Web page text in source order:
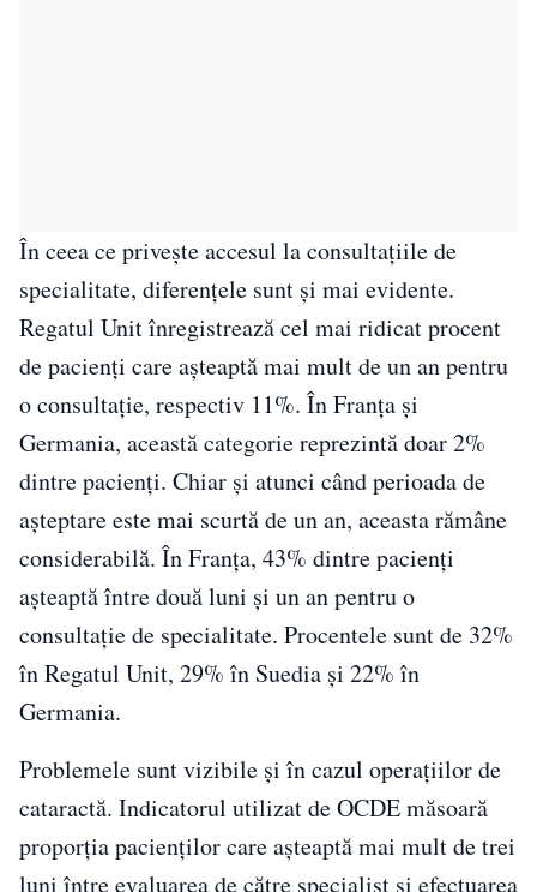
În ceea ce privește accesul la consultațiile de
specialitate, diferențele sunt și mai evidente.
Regatul Unit înregistrează cel mai ridicat procent
de pacienți care așteaptă mai mult de un an pentru
o consultație, respectiv 11%. În Franța și
Germania, această categorie reprezintă doar 2%
dintre pacienți. Chiar și atunci când perioada de
așteptare este mai scurtă de un an, aceasta rămâne
considerabilă. În Franța, 43% dintre pacienți
așteaptă între două luni și un an pentru o
consultație de specialitate. Procentele sunt de 32%
în Regatul Unit, 29% în Suedia și 22% în
Germania.
Problemele sunt vizibile și în cazul operațiilor de
cataractă. Indicatorul utilizat de OCDE măsoară
proporția pacienților care așteaptă mai mult de trei
luni între evaluarea de către specialist și efectuarea